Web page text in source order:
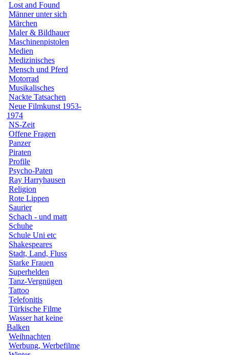
Lost and Found
Männer unter sich
Märchen
Maler & Bildhauer
Maschinenpistolen
Medien
Medizinisches
Mensch und Pferd
Motorrad
Musikalisches
Nackte Tatsachen
Neue Filmkunst 1953-
1974
NS-Zeit
Offene Fragen
Panzer
Piraten
Profile
Psycho-Paten
Ray Harryhausen
Religion
Rote Lippen
Saurier
Schach - und matt
Schuhe
Schule Uni etc
Shakespeares
Stadt, Land, Fluss
Starke Frauen
Superhelden
Tanz-Vergnügen
Tattoo
Telefonitis
Türkische Filme
Wasser hat keine
Balken
Weihnachten
Werbung, Werbefilme